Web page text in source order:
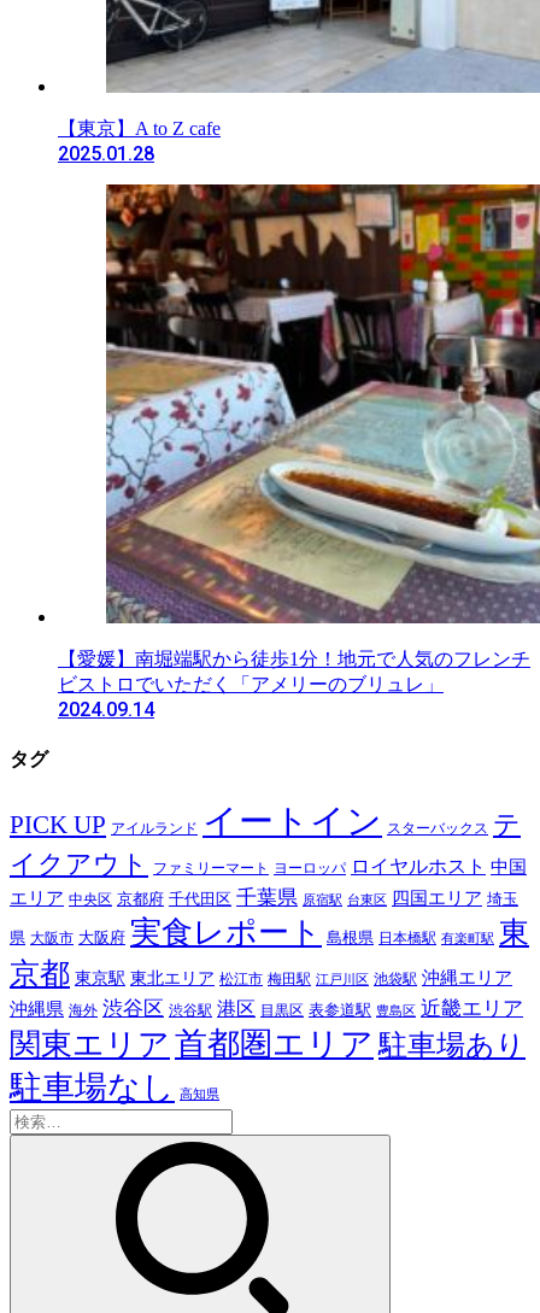
【東京】A to Z cafe
2025.01.28
【愛媛】南堀端駅から徒歩1分！地元で人気のフレンチ
ビストロでいただく「アメリーのブリュレ」
2024.09.14
タグ
PICK UP アイルランド イートイン スターバックス テ
イクアウト
ファミリーマート ヨーロッパ ロイヤルホスト 中国
エリア 中央区 京都府 千代田区 千葉県 原宿駅 台東区 四国エリア 埼玉
県 大阪市 大阪府 実食レポート 島根県 日本橋駅 有楽町駅 東
京都 東京駅 東北エリア 松江市 梅田駅 江戸川区 池袋駅 沖縄エリア
沖縄県 海外 渋谷区 渋谷駅 港区 目黒区 表参道駅 豊島区 近畿エリア
関東エリア 首都圏エリア 駐車場あり
駐車場なし 高知県
検
索: